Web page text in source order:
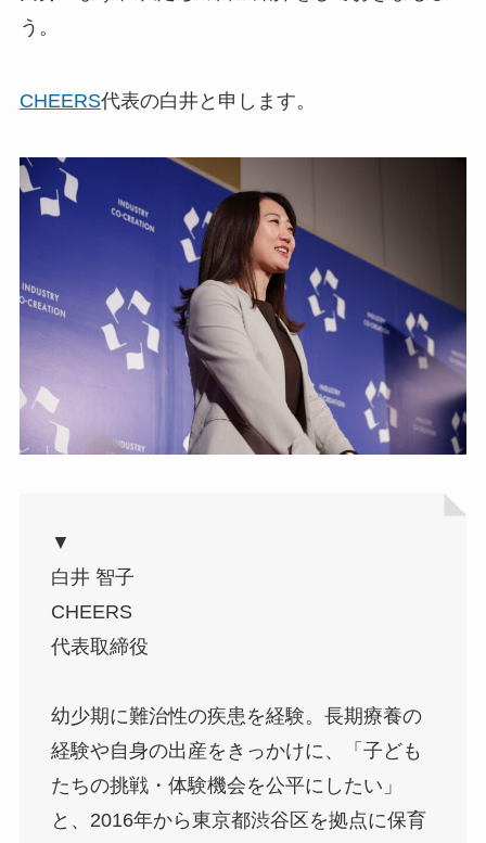
う。
CHEERS代表の白井と申します。
▼
白井 智子
CHEERS
代表取締役
幼少期に難治性の疾患を経験。長期療養の
経験や自身の出産をきっかけに、「子ども
たちの挑戦・体験機会を公平にしたい」
と、2016年から東京都渋谷区を拠点に保育